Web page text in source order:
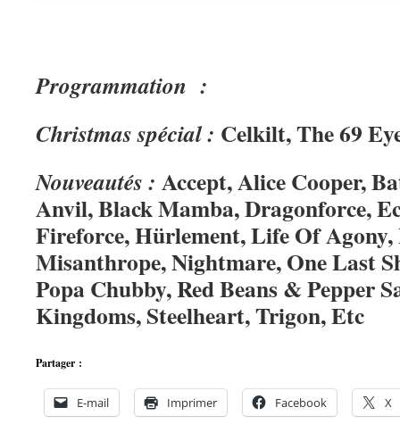
Programmation :
Christmas spécial : Celkilt, The 69
Nouveautés : Accept, Alice Cooper,
Anvil, Black Mamba, Dragonforce,
Fireforce, Hürlement, Life Of
Misanthrope, Nightmare, One Last
Popa Chubby, Red Beans & Pepper
Kingdoms, Steelheart, Trigon, Etc
Partager :
E-mail Imprimer Facebook X